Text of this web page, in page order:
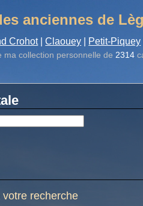
anciennes de
Crohot Claouey Petit-Piquey
ma collection personnelle de 2314
recherche